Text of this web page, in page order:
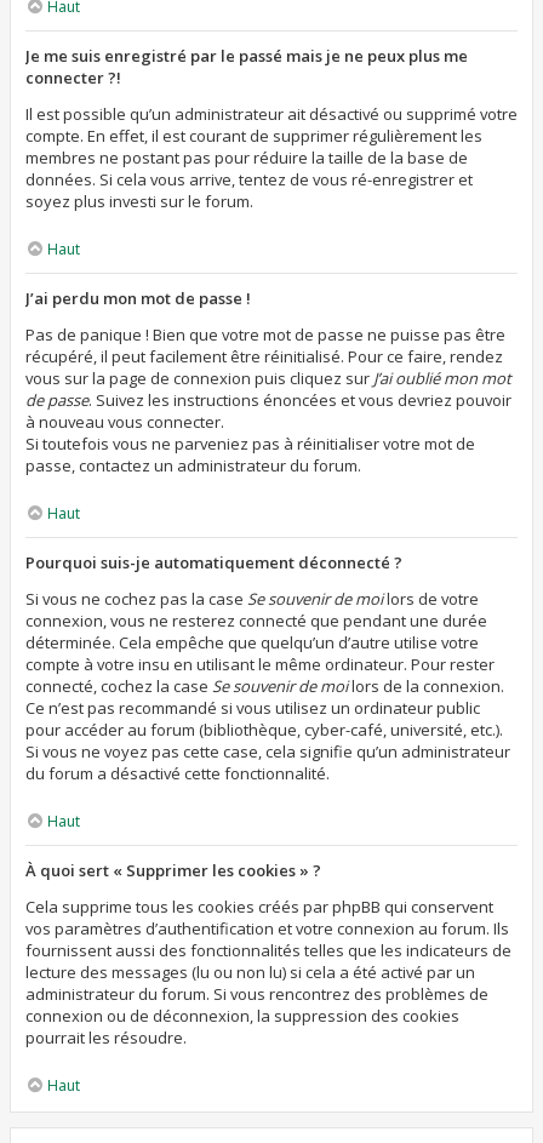
Haut
Je me suis enregistré par le passé mais je ne peux plus me
connecter ?!
Il est possible qu’un administrateur ait désactivé ou supprimé votre
compte. En effet, il est courant de supprimer régulièrement les
membres ne postant pas pour réduire la taille de la base de
données. Si cela vous arrive, tentez de vous ré-enregistrer et
soyez plus investi sur le forum.
Haut
J’ai perdu mon mot de passe !
Pas de panique ! Bien que votre mot de passe ne puisse pas être
récupéré, il peut facilement être réinitialisé. Pour ce faire, rendez
vous sur la page de connexion puis cliquez sur J’ai oublié mon mot
de passe. Suivez les instructions énoncées et vous devriez pouvoir
à nouveau vous connecter.
Si toutefois vous ne parveniez pas à réinitialiser votre mot de
passe, contactez un administrateur du forum.
Haut
Pourquoi suis-je automatiquement déconnecté ?
Si vous ne cochez pas la case Se souvenir de moilors de votre
connexion, vous ne resterez connecté que pendant une durée
déterminée. Cela empêche que quelqu’un d’autre utilise votre
compte à votre insu en utilisant le même ordinateur. Pour rester
connecté, cochez la case Se souvenir de moilors de la connexion.
Ce n’est pas recommandé si vous utilisez un ordinateur public
pour accéder au forum (bibliothèque, cyber-café, université, etc.).
Si vous ne voyez pas cette case, cela signifie qu’un administrateur
du forum a désactivé cette fonctionnalité.
Haut
À quoi sert « Supprimer les cookies » ?
Cela supprime tous les cookies créés par phpBB qui conservent
vos paramètres d’authentification et votre connexion au forum. Ils
fournissent aussi des fonctionnalités telles que les indicateurs de
lecture des messages (lu ou non lu) si cela a été activé par un
administrateur du forum. Si vous rencontrez des problèmes de
connexion ou de déconnexion, la suppression des cookies
pourrait les résoudre.
Haut